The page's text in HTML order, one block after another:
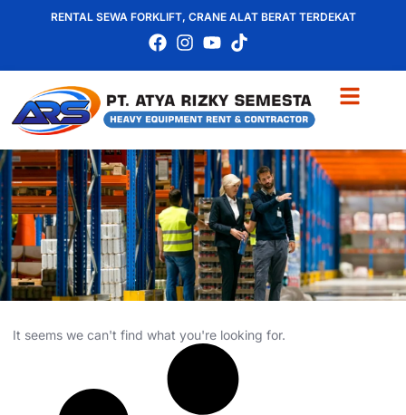
RENTAL SEWA FORKLIFT, CRANE ALAT BERAT TERDEKAT
It seems we can't find what you're looking for.